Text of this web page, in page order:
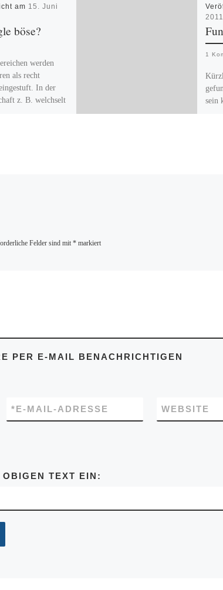
am 15. Juni
böse?
werden
als recht
In der
z. B. welchselt
2011
1
sein
Felder sind mit *markiert
PER E-MAIL BENACHRICHTIGEN
E-MAIL-ADRESSE
* WEBSITE
TEXT EIN: